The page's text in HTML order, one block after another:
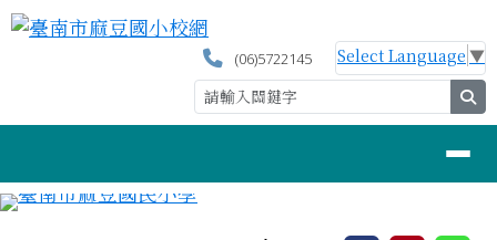
跳至主內容區
臺南市麻豆國小校網
(06)5722145 Select Language ▼